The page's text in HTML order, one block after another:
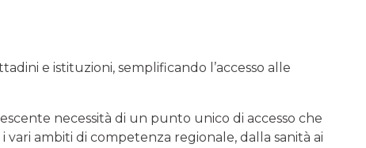
e istituzioni, semplificando l’accesso alle
necessità di un punto unico di accesso che
vari ambiti di competenza regionale, dalla sanità ai